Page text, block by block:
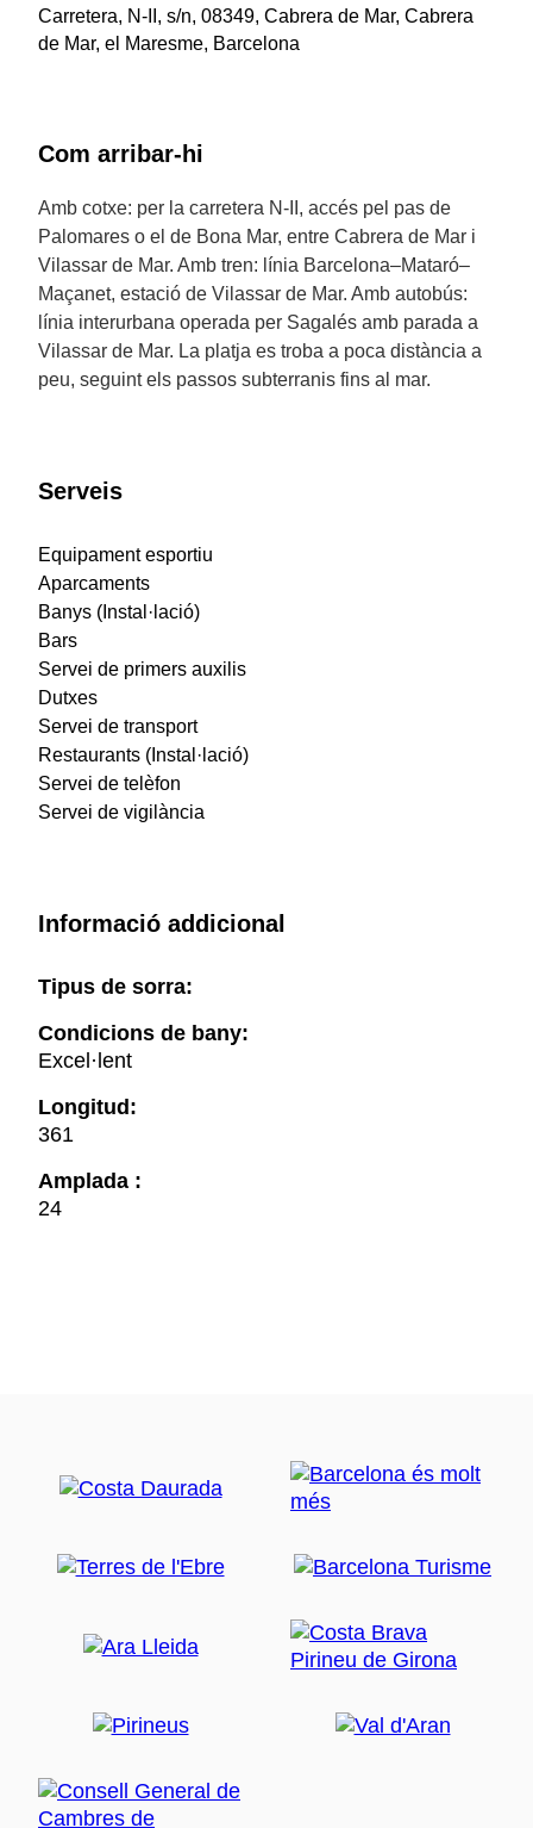
Carretera, N-II, s/n, 08349, Cabrera de Mar, Cabrera
de Mar, el Maresme, Barcelona
Com arribar-hi
Amb cotxe: per la carretera N-II, accés pel pas de
Palomares o el de Bona Mar, entre Cabrera de Mar i
Vilassar de Mar. Amb tren: línia Barcelona–Mataró–
Maçanet, estació de Vilassar de Mar. Amb autobús:
línia interurbana operada per Sagalés amb parada a
Vilassar de Mar. La platja es troba a poca distància a
peu, seguint els passos subterranis fins al mar.
Serveis
Equipament esportiu
Aparcaments
Banys (Instal·lació)
Bars
Servei de primers auxilis
Dutxes
Servei de transport
Restaurants (Instal·lació)
Servei de telèfon
Servei de vigilància
Informació addicional
Tipus de sorra:
Condicions de bany:
Excel·lent
Longitud:
361
Amplada :
24